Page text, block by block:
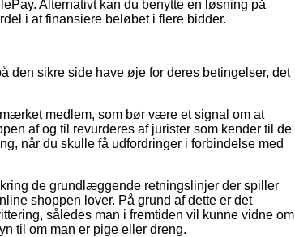
Alternativt kan du benytte en løsning på
i at finansiere beløbet i flere bidder.
den sikre side have øje for deres betingelser, det
medlem, som bør være et signal om at
af og til revurderes af jurister som kender til de
når du skulle få udfordringer i forbindelse med
de grundlæggende retningslinjer der spiller
shoppen lover. På grund af dette er det
således man i fremtiden vil kunne vidne om
til om man er pige eller dreng.